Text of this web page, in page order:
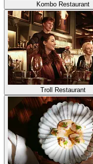
Kombo Restaurant
Troll Restaurant